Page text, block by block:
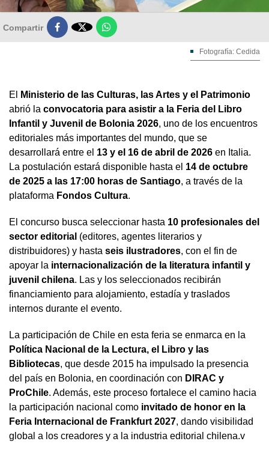
Compartir 
Fotografía: Cedida
El
Ministerio de las Culturas, las Artes y el Patrimonio
abrió la convocatoria para asistir a la Feria del Libro
Infantil y Juvenil de Bolonia 2026, uno de los encuentros
editoriales más importantes del mundo, que se
desarrollará entre el 13 y el 16 de abril de 2026 en Italia.
La postulación estará disponible hasta el 14 de octubre
de 2025 a las 17:00 horas de Santiago, a través de la
plataforma Fondos Cultura.
El concurso busca seleccionar hasta 10 profesionales del
sector editorial (editores, agentes literarios y
distribuidores) y hasta seis ilustradores, con el fin de
apoyar la internacionalización de la literatura infantil y
juvenil chilena. Las y los seleccionados recibirán
financiamiento para alojamiento, estadía y traslados
internos durante el evento.
La participación de Chile en esta feria se enmarca en la
Política Nacional de la Lectura, el Libro y las
Bibliotecas, que desde 2015 ha impulsado la presencia
del país en Bolonia, en coordinación con DIRAC y
ProChile. Además, este proceso fortalece el camino hacia
la participación nacional como invitado de honor en la
Feria Internacional de Frankfurt 2027, dando visibilidad
global a los creadores y a la industria editorial chilena.v